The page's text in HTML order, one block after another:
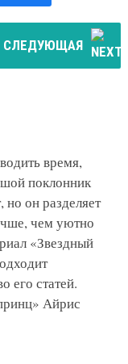
СЛЕДУЮЩАЯ
время,
поклонник
но он разделяет
чем уютно
«Звездный
его статей.
Айрис